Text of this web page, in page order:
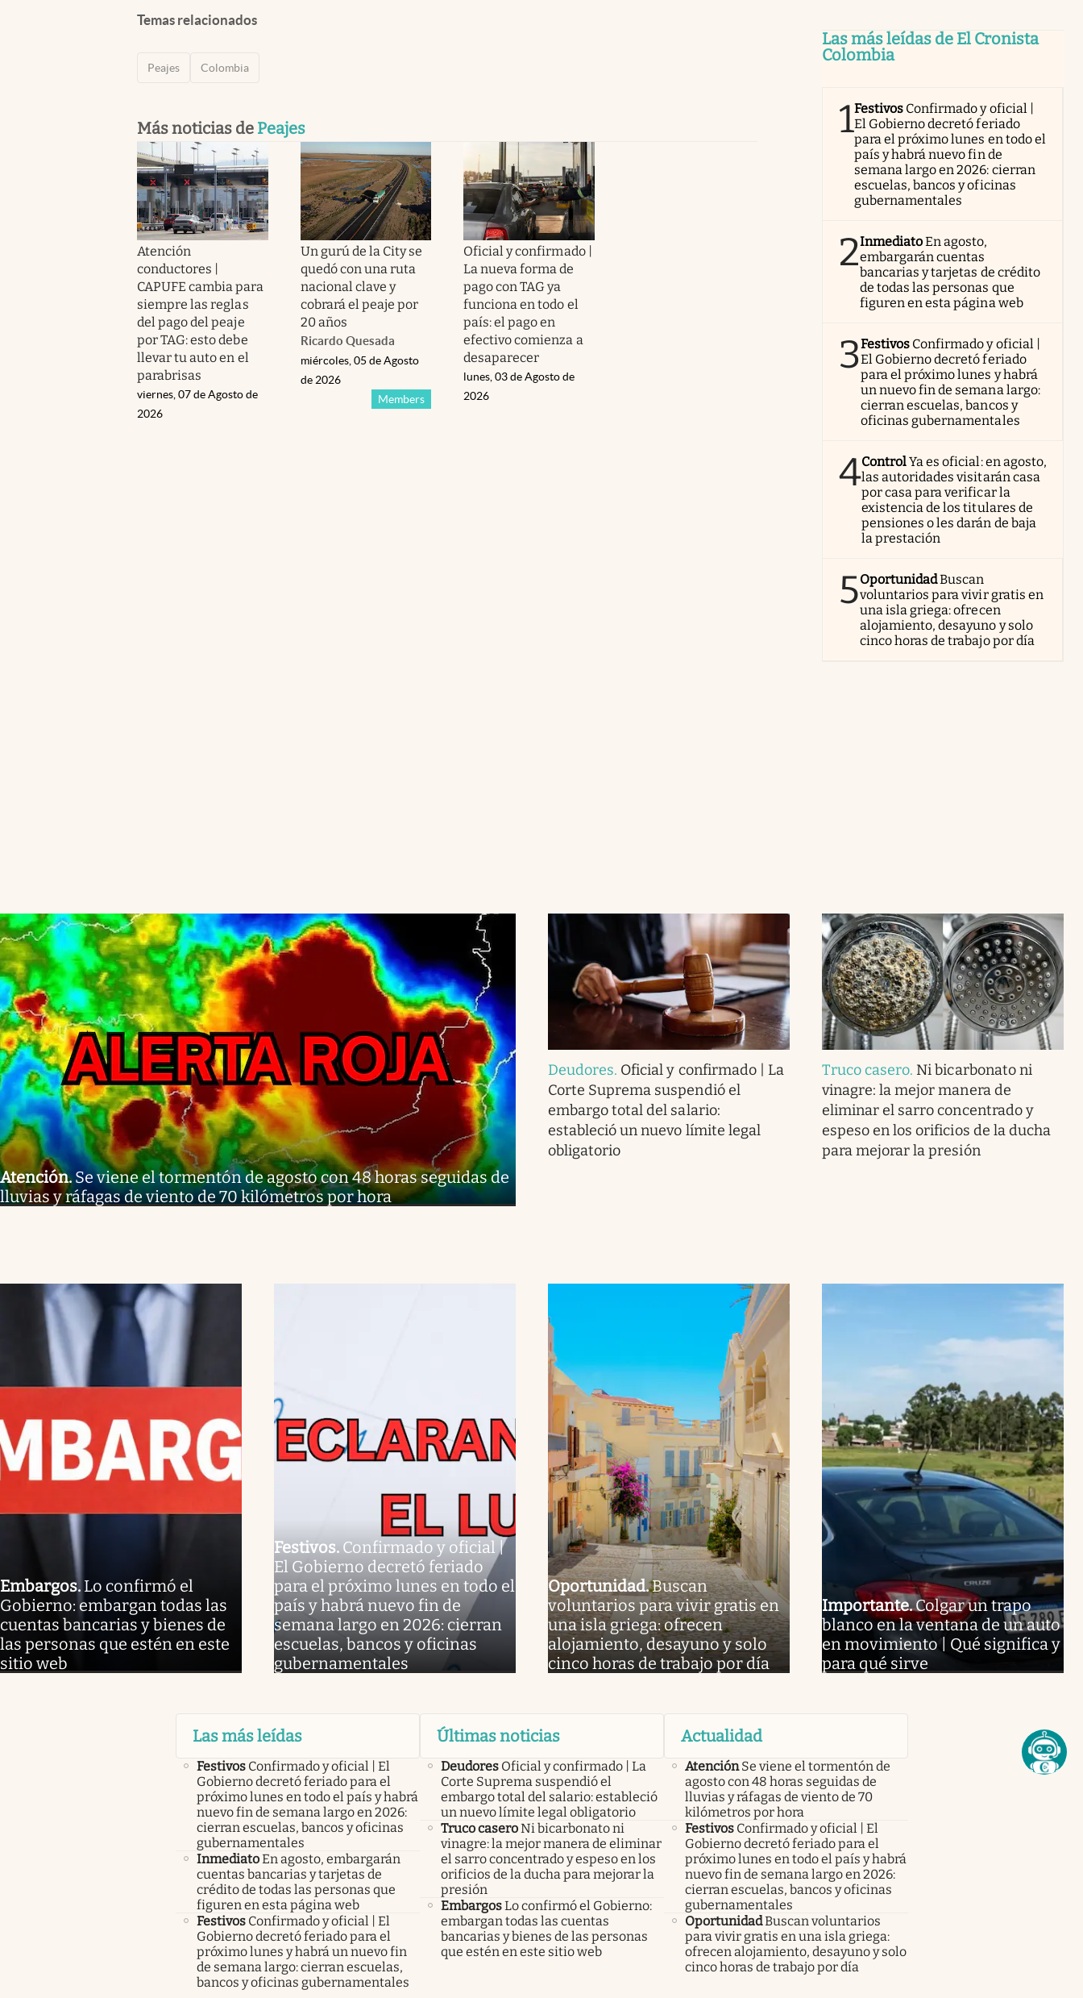
Temas relacionados
Peajes Colombia
Más noticias de Peajes
Atención
conductores |
CAPUFE cambia para
siempre las reglas
del pago del peaje
por TAG: esto debe
llevar tu auto en el
parabrisas
viernes, 07 de Agosto de
2026
Un gurú de la City se
quedó con una ruta
nacional clave y
cobrará el peaje por
20 años
Ricardo Quesada
Members
miércoles, 05 de Agosto
de 2026
Oficial y confirmado |
La nueva forma de
pago con TAG ya
funciona en todo el
país: el pago en
efectivo comienza a
desaparecer
lunes, 03 de Agosto de
2026
Las más leídas de El Cronista
Colombia
1Festivos Confirmado y oficial |
El Gobierno decretó feriado
para el próximo lunes en todo el
país y habrá nuevo fin de
semana largo en 2026: cierran
escuelas, bancos y oficinas
gubernamentales
2InmediatoEn agosto,
embargarán cuentas
bancarias y tarjetas de crédito
de todas las personas que
figuren en esta página web
3Festivos Confirmado y oficial |
El Gobierno decretó feriado
para el próximo lunes y habrá
un nuevo fin de semana largo:
cierran escuelas, bancos y
oficinas gubernamentales
4ControlYa es oficial: en agosto,
las autoridades visitarán casa
por casa para verificar la
existencia de los titulares de
pensiones o les darán de baja
la prestación
5OportunidadBuscan
voluntarios para vivir gratis en
una isla griega: ofrecen
alojamiento, desayuno y solo
cinco horas de trabajo por día
Atención.Se viene el tormentón de agosto con 48 horas seguidas de
lluvias y ráfagas de viento de 70 kilómetros por hora
Deudores. Oficial y confirmado | La
Corte Suprema suspendió el
embargo total del salario:
estableció un nuevo límite legal
obligatorio
Truco casero. Ni bicarbonato ni
vinagre: la mejor manera de
eliminar el sarro concentrado y
espeso en los orificios de la ducha
para mejorar la presión
Embargos. Lo confirmó el
Gobierno: embargan todas las
cuentas bancarias y bienes de
las personas que estén en este
sitio web
Festivos. Confirmado y oficial |
El Gobierno decretó feriado
para el próximo lunes en todo el
país y habrá nuevo fin de
semana largo en 2026: cierran
escuelas, bancos y oficinas
gubernamentales
Oportunidad.Buscan
voluntarios para vivir gratis en
una isla griega: ofrecen
alojamiento, desayuno y solo
cinco horas de trabajo por día
Importante.Colgar un trapo
blanco en la ventana de un auto
en movimiento | Qué significa y
para qué sirve
Las más leídas
Festivos Confirmado y oficial | El
Gobierno decretó feriado para el
próximo lunes en todo el país y habrá
nuevo fin de semana largo en 2026:
cierran escuelas, bancos y oficinas
gubernamentales
InmediatoEn agosto, embargarán
cuentas bancarias y tarjetas de
crédito de todas las personas que
figuren en esta página web
Festivos Confirmado y oficial | El
Gobierno decretó feriado para el
próximo lunes y habrá un nuevo fin
de semana largo: cierran escuelas,
bancos y oficinas gubernamentales
Últimas noticias
Deudores Oficial y confirmado | La
Corte Suprema suspendió el
embargo total del salario: estableció
un nuevo límite legal obligatorio
Truco caseroNi bicarbonato ni
vinagre: la mejor manera de eliminar
el sarro concentrado y espeso en los
orificios de la ducha para mejorar la
presión
EmbargosLo confirmó el Gobierno:
embargan todas las cuentas
bancarias y bienes de las personas
que estén en este sitio web
Actualidad
Atención Se viene el tormentón de
agosto con 48 horas seguidas de
lluvias y ráfagas de viento de 70
kilómetros por hora
Festivos Confirmado y oficial | El
Gobierno decretó feriado para el
próximo lunes en todo el país y habrá
nuevo fin de semana largo en 2026:
cierran escuelas, bancos y oficinas
gubernamentales
OportunidadBuscan voluntarios
para vivir gratis en una isla griega:
ofrecen alojamiento, desayuno y solo
cinco horas de trabajo por día